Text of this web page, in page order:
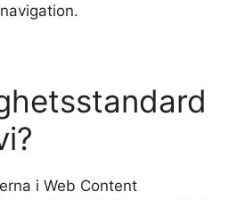
i Web Content